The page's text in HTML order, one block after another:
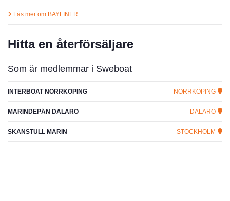
Läs mer om BAYLINER
Hitta en återförsäljare
Som är medlemmar i Sweboat
INTERBOAT NORRKÖPING NORRKÖPING
MARINDEPÅN DALARÖ DALARÖ
SKANSTULL MARIN STOCKHOLM